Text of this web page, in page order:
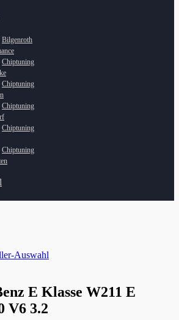
Bilgenroth
Chiptuning
Chiptuning
Chiptuning
Chiptuning
Chiptuning
Auswahl
E Klasse W211 E
V6 3.2